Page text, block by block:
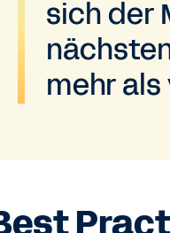
sich der
mehr